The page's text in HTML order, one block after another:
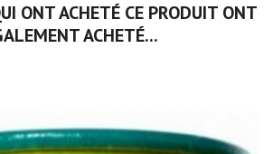
ONT ACHETÉ CE PRODUIT ONT
ACHETÉ...